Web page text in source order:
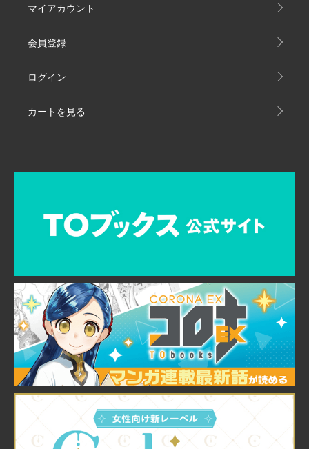
マイアカウント
会員登録
ログイン
カートを見る